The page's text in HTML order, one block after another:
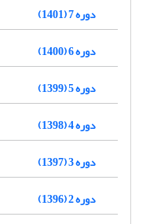
دوره 7 (1401)
دوره 6 (1400)
دوره 5 (1399)
دوره 4 (1398)
دوره 3 (1397)
دوره 2 (1396)